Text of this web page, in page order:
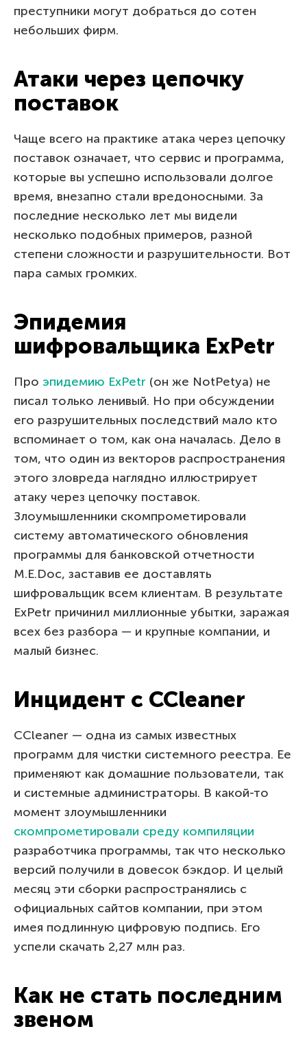
преступники могут добраться до сотен
небольших фирм.
Атаки через цепочку
поставок
Чаще всего на практике атака через цепочку
поставок означает, что сервис и программа,
которые вы успешно использовали долгое
время, внезапно стали вредоносными. За
последние несколько лет мы видели
несколько подобных примеров, разной
степени сложности и разрушительности. Вот
пара самых громких.
Эпидемия
шифровальщика ExPetr
Про эпидемию ExPetr (он же NotPetya) не
писал только ленивый. Но при обсуждении
его разрушительных последствий мало кто
вспоминает о том, как она началась. Дело в
том, что один из векторов распространения
этого зловреда наглядно иллюстрирует
атаку через цепочку поставок.
Злоумышленники скомпрометировали
систему автоматического обновления
программы для банковской отчетности
M.E.Doc, заставив ее доставлять
шифровальщик всем клиентам. В результате
ExPetr причинил миллионные убытки, заражая
всех без разбора — и крупные компании, и
малый бизнес.
Инцидент с CCleaner
CCleaner — одна из самых известных
программ для чистки системного реестра. Ее
применяют как домашние пользователи, так
и системные администраторы. В какой-то
момент злоумышленники
скомпрометировали среду компиляции
разработчика программы, так что несколько
версий получили в довесок бэкдор. И целый
месяц эти сборки распространялись с
официальных сайтов компании, при этом
имея подлинную цифровую подпись. Его
успели скачать 2,27 млн раз.
Как не стать последним
звеном